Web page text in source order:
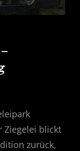
Ziegelei blickt
zurück,